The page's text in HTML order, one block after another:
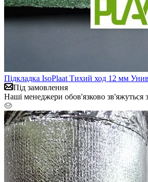
Підкладка IsoPlaat Тихий ход 12 мм
Під замовлення
Наші менеджери обов'язково зв'яжуться